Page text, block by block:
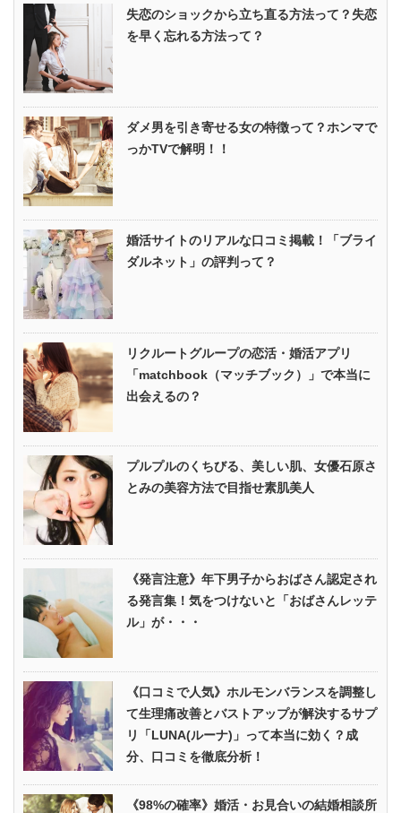
失恋のショックから立ち直る方法って？失恋
を早く忘れる方法って？
ダメ男を引き寄せる女の特徴って？ホンマで
っかTVで解明！！
婚活サイトのリアルな口コミ掲載！「ブライ
ダルネット」の評判って？
リクルートグループの恋活・婚活アプリ
「matchbook（マッチブック）」で本当に
出会えるの？
プルプルのくちびる、美しい肌、女優石原さ
とみの美容方法で目指せ素肌美人
《発言注意》年下男子からおばさん認定され
る発言集！気をつけないと「おばさんレッテ
ル」が・・・
《口コミで人気》ホルモンバランスを調整し
て生理痛改善とバストアップが解決するサプ
リ「LUNA(ルーナ)」って本当に効く？成
分、口コミを徹底分析！
《98%の確率》婚活・お見合いの結婚相談所